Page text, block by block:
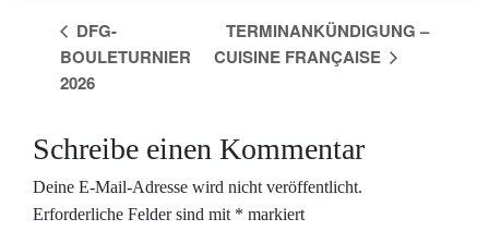
DFG-
BOULETURNIER
2026
TERMINANKÜNDIGUNG –
CUISINE FRANÇAISE
Schreibe einen Kommentar
Deine E-Mail-Adresse wird nicht veröffentlicht.
Erforderliche Felder sind mit * markiert